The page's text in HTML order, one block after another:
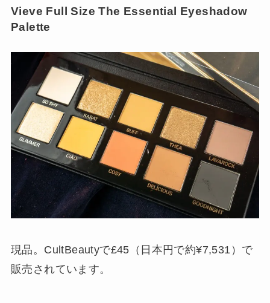
Vieve Full Size The Essential Eyeshadow
Palette
現品。CultBeautyで£45（日本円で約¥7,531）で
販売されています。